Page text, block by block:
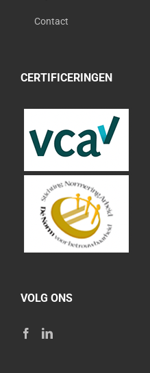
Contact
CERTIFICERINGEN
VOLG ONS